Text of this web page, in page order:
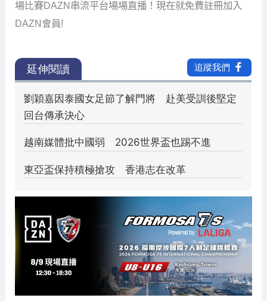
軍 貝林漢姆期待成改制後首支
奪冠隊伍
2025 年 5 月 17 日